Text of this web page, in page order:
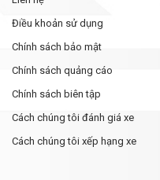
Điều khoản sử dụng
Chính sách bảo mật
Chính sách quảng cáo
Chính sách biên tập
Cách chúng tôi đánh giá xe
Cách chúng tôi xếp hạng xe